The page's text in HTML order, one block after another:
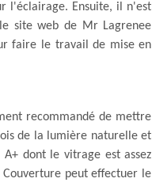
l'éclairage. Ensuite, il n'est
site web de Mr Lagrenee
faire le travail de mise en
recommandé de mettre
de la lumière naturelle et
dont le vitrage est assez
peut effectuer le